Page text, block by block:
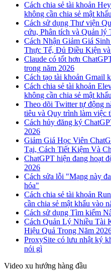
Cách chia sẻ tài khoản
không cần chia sẻ mật
Cách sử dụng Thư viện
cứu, Phân tích và Quản lý
Cách Nhận Giảm Giá
Thực Tế, Đủ Điều Kiện và
Claude có tốt hơn
trong năm 2026
Cách tạo tài khoản Gmail
Cách chia sẻ tài khoản
không cần chia sẻ mật
Theo dõi Twitter tự động
tiêu và Quy trình làm việc
Cách hủy đăng ký
2026
Giảm Giá Học Viên
Tại, Cách Tiết Kiệm Và
ChatGPT hiện đang hoạt
2026
Cách sửa lỗi "Mạng này
hóa"
Cách chia sẻ tài khoản
cần chia sẻ mật khẩu vào
Cách sử dụng Tìm kiếm
Cách Quản Lý Nhiều Tài
Hiệu Quả Trong Năm
ProxySite có lưu nhật ký
nói gì
Video xu hướng hàng đầu